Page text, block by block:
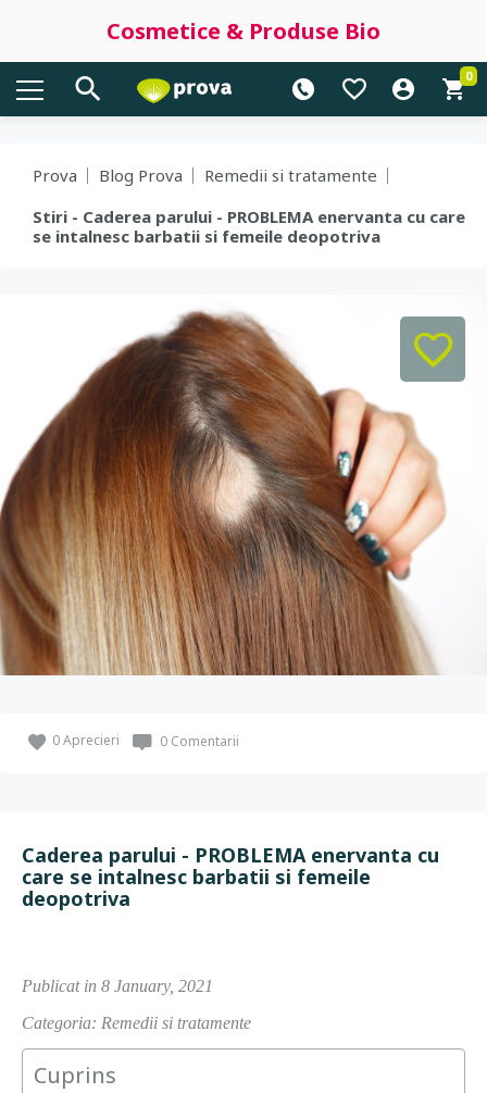
Cosmetice & Produse Bio
0
Prova Blog Prova
Remedii si tratamente
Stiri - Caderea parului - PROBLEMA enervanta cu care
se intalnesc barbatii si femeile deopotriva
0Aprecieri 0 Comentarii
Caderea parului - PROBLEMA enervanta cu
care se intalnesc barbatii si femeile
deopotriva
Publicat in 8 January, 2021
Categoria: Remedii si tratamente
Cuprins